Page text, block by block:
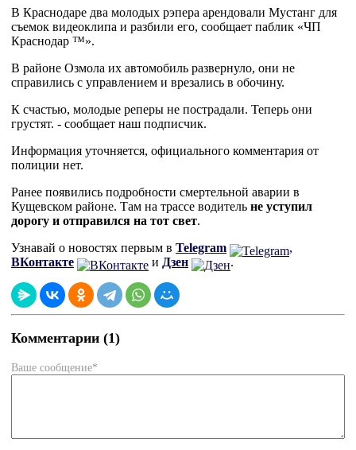
В Краснодаре два молодых рэпера арендовали Мустанг для
съемок видеоклипа и разбили его, сообщает паблик «ЧП
Краснодар ™».
В районе Озмола их автомобиль развернуло, они не
справились с управлением и врезались в обочину.
К счастью, молодые реперы не пострадали. Теперь они
грустят. - сообщает наш подписчик.
Информация уточняется, официального комментария от
полиции нет.
Ранее появились подробности смертельной аварии в
Кущевском районе. Там на трассе водитель не уступил
дорогу и отправился на тот свет.
Узнавай о новостях первым в Telegram
,
ВКонтакте
и Дзен .
Комментарии (1)
Ваше сообщение*